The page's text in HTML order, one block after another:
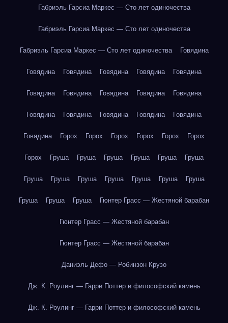
Габриэль Гарсиа Маркес — Сто лет одиночества
Габриэль Гарсиа Маркес — Сто лет одиночества
Габриэль Гарсиа Маркес — Сто лет одиночества Говядина
Говядина Говядина Говядина Говядина Говядина
Говядина Говядина Говядина Говядина Говядина
Говядина Говядина Говядина Говядина Говядина
Говядина Горох Горох Горох Горох Горох Горох
Горох Груша Груша Груша Груша Груша Груша
Груша Груша Груша Груша Груша Груша Груша
Груша Груша Груша Гюнтер Грасс — Жестяной барабан
Гюнтер Грасс — Жестяной барабан
Гюнтер Грасс — Жестяной барабан
Даниэль Дефо — Робинзон Крузо
Дж. К. Роулинг — Гарри Поттер и философский камень
Дж. К. Роулинг — Гарри Поттер и философский камень